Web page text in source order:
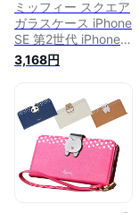
ミッフィー スクエア
ガラスケース iPhone
SE 第2世代 iPhone8
iPhone7 シンプル キ
ャラクター かわいい
iPhoneSE 2020 第二
世代 SE2 アイフォン
アイホン カバー ジ
ャケット ケース 携
帯ケース スマホケー
ス
3,168円